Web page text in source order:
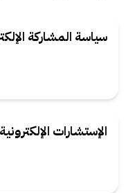
سياسة المشاركة
الإستشارات الإلكترونية